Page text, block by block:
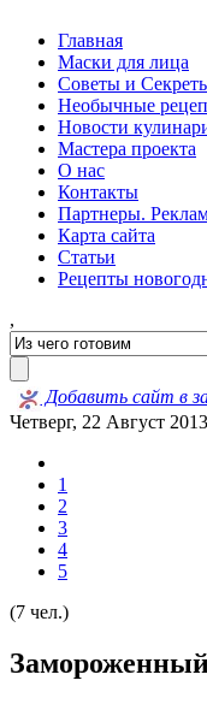
Главная
Маски для лица
Советы и
Необычные
Новости
Мастера проекта
О нас
Контакты
Партнеры.
Карта сайта
Статьи
Рецепты
,
Добавить сайт в
Четверг, 22 Август 2013
1
2
3
4
5
(7 чел.)